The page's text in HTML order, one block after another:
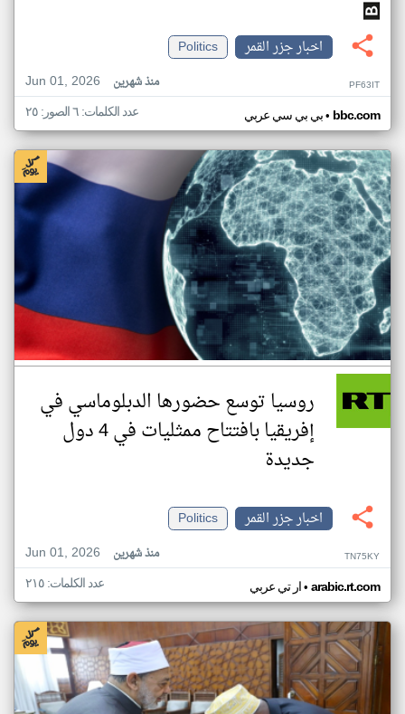
اخبار جزر القمر
Politics
Jun 01, 2026
منذ شهرين PF63IT
بي بي سي عربي• bbc.com عدد الكلمات: ٦ الصور: ٢٥
روسيا توسع حضورها الدبلوماسي في
إفريقيا بافتتاح ممثليات في 4 دول
جديدة
اخبار جزر القمر
Politics
Jun 01, 2026
منذ شهرين TN75KY
ار تي عربي• arabic.rt.com عدد الكلمات: ٢١٥